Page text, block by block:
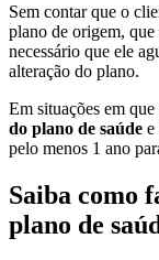
Sem contar que o
plano de origem, que
necessário que ele
alteração do plano.
Em situações em
do plano de saúde e
pelo menos 1 ano
Saiba como
plano de